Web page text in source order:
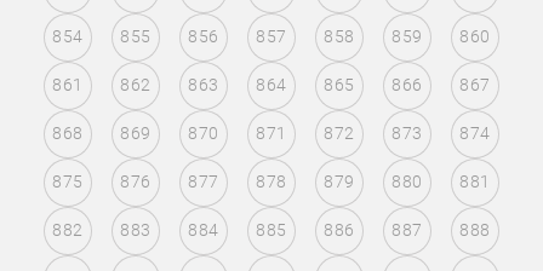
854 855 856 857 858 859 860
861 862 863 864 865 866 867
868 869 870 871 872 873 874
875 876 877 878 879 880 881
882 883 884 885 886 887 888